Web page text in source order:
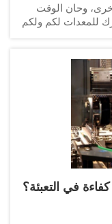
الوقت
لكم ولكم
التعبئة؟